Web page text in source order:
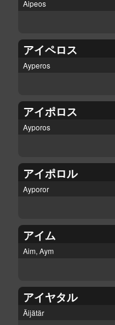
Aipeos
アイペロス
Ayperos
アイポロス
Ayporos
アイポロル
Ayporor
アイム
Aim, Aym
アイヤタル
Äijätär